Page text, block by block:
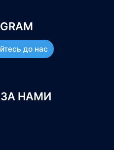
до нас
ЗА НАМИ